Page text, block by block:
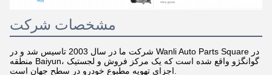
مشخصات شرکت
شرکت ما در سال 2003 تاسیس شد و در Wanli Auto Parts Square در
منطقه Baiyun، گوانگژو واقع شده است که یک مرکز فروش و لجستیک